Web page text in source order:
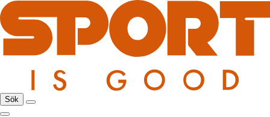
Sök